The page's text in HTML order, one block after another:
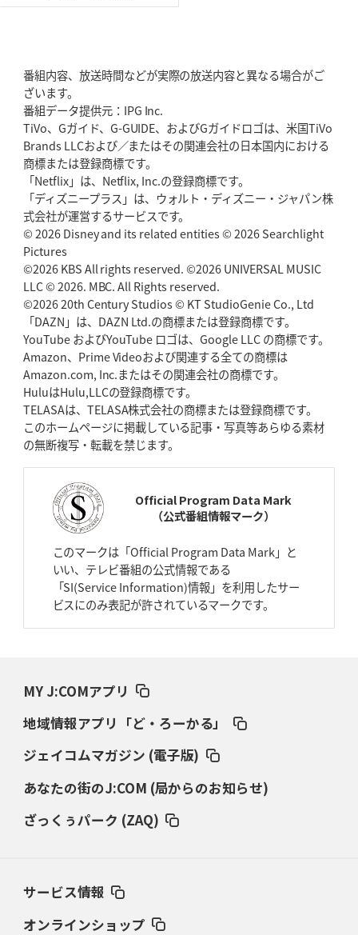
2026年5月21日(木)更新
狭山RG、ライチェル海遥スタッフ入り
ッション
2026年5月14日(木)更新
神戸、1位通過の立役者レタリック
「悲運の闘将」宮地克実氏死去 熱血指導で埼玉WKの基礎築く
2026年4月30日(木)更新
BR東京、「ユニバーサルデー」の意義「特別からノーマルへ」が最終
ゴール
2026年4月23日(木)更新
元代表ラピース、今季限りで引退「クボタは10年いた自分のホーム」
2026年4月16日(木)更新
BL東京「強化拠点」を「共有財産」に新クラブハウスは「皆に開かれ
た空間」
2026年4月9日(木)更新
スティーラーズ、名門復活の足音
2026年4月2日(木)更新
2026年3月26日(木)更新
AZ-COM丸和、リーグワンへ参入決定 「フィールド丸ごと計測機器」の
ダイナボアーズ、“逆輸入SO”三宅駿
「ニュージーランドのフレア（閃
2026年3月5日(木)更新
2026年2月19日(木)更新
37年女子W杯招致への課題と期待
番組内容、放送時間などが実際の放送内容と異なる場合がご
ざいます。
番組データ提供元：IPG Inc.
TiVo、Gガイド、G-GUIDE、およびGガイドロゴは、米国TiVo
Brands LLCおよび／またはその関連会社の日本国内における
商標または登録商標です。
「Netflix」は、Netflix, Inc.の登録商標です。
「ディズニープラス」は、ウォルト・ディズニー・ジャパン株
式会社が運営するサービスです。
© 2026 Disney and its related entities © 2026 Searchlight
Pictures
©2026 KBS All rights reserved. ©2026 UNIVERSAL MUSIC
LLC © 2026. MBC. All Rights reserved.
©2026 20th Century Studios © KT StudioGenie Co., Ltd
「DAZN」は、DAZN Ltd.の商標または登録商標です。
YouTube およびYouTube ロゴは、Google LLC の商標です。
Amazon、Prime Videoおよび関連する全ての商標は
Amazon.com, Inc.またはその関連会社の商標です。
HuluはHulu,LLCの登録商標です。
TELASAは、TELASA株式会社の商標または登録商標です。
このホームページに掲載している記事・写真等あらゆる素材
の無断複写・転載を禁じます。
Official Program Data Mark
（公式番組情報マーク）
このマークは「Official Program Data Mark」と
いい、テレビ番組の公式情報である
「SI(Service Information)情報」を利用したサー
ビスにのみ表記が許されているマークです。
MY J:COMアプリ
地域情報アプリ「ど・ろーかる」
ジェイコムマガジン (電子版)
あなたの街のJ:COM (局からのお知らせ)
ざっくぅパーク (ZAQ)
サービス情報
オンラインショップ